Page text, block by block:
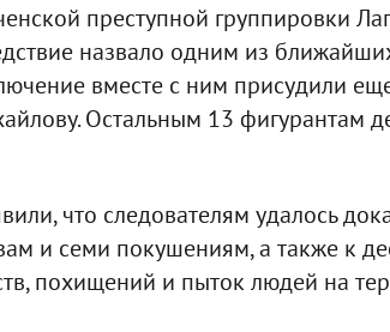
преступной группировки
назвало одним из
вместе с ним присудили
Остальным 13 фигурантам
что следователям удалось
и семи покушениям, а также к
похищений и пыток людей на